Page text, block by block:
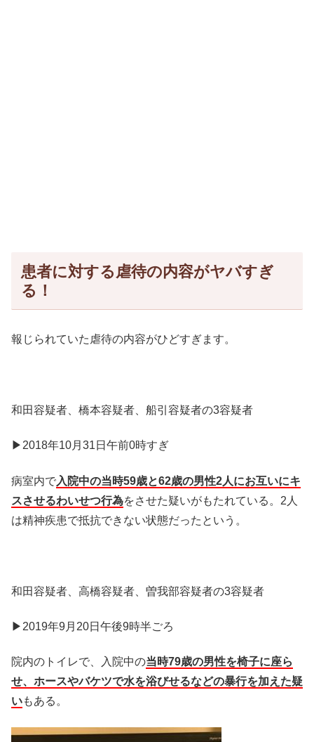
患者に対する虐待の内容がヤバすぎ
る！
報じられていた虐待の内容がひどすぎます。
和田容疑者、橋本容疑者、船引容疑者の3容疑者
▶2018年10月31日午前0時すぎ
病室内で入院中の当時59歳と62歳の男性2人にお互いにキ
スさせるわいせつ行為をさせた疑いがもたれている。2人
は精神疾患で抵抗できない状態だったという。
和田容疑者、高橋容疑者、曽我部容疑者の3容疑者
▶2019年9月20日午後9時半ごろ
院内のトイレで、入院中の当時79歳の男性を椅子に座ら
せ、ホースやバケツで水を浴びせるなどの暴行を加えた疑
いもある。